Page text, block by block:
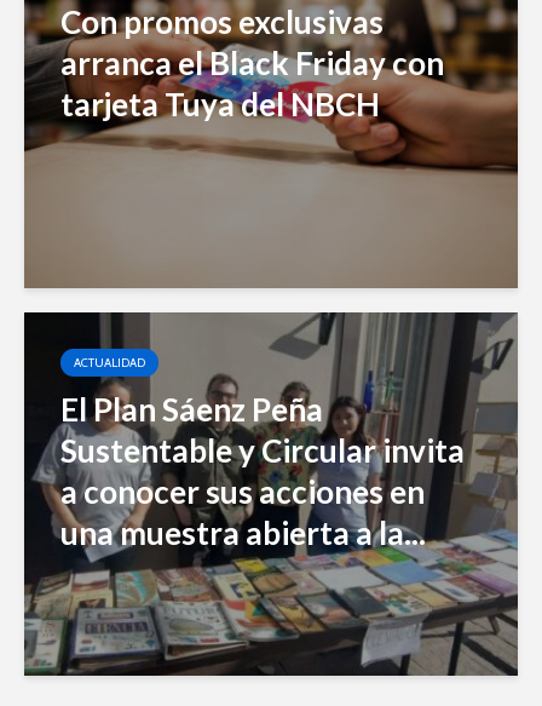
Con promos exclusivas
arranca el Black Friday con
tarjeta Tuya del NBCH
ACTUALIDAD
El Plan Sáenz Peña
Sustentable y Circular invita
a conocer sus acciones en
una muestra abierta a la...